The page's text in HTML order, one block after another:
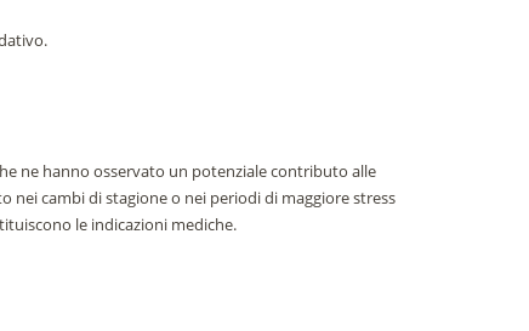
ne hanno osservato un potenziale contributo alle
nei cambi di stagione o nei periodi di maggiore stress
le indicazioni mediche.